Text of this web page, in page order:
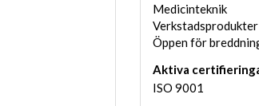
Medicinteknik
Verkstadsprodukter
Öppen för
Aktiva
ISO 9001